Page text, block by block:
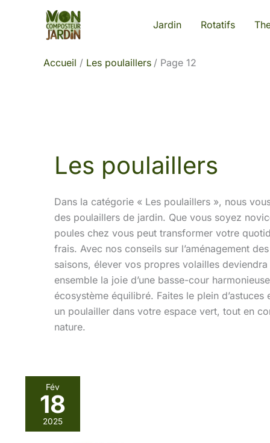
Jardin Rotatifs
Accueil Les poulaillers Page 12
Les poulaillers
Dans la catégorie « Les poulaillers », nous
des poulaillers de jardin. Que vous soyez
poules chez vous peut transformer votre
frais. Avec nos conseils sur l’aménagement
saisons, élever vos propres volailles
ensemble la joie d’une basse-cour
écosystème équilibré. Faites le plein
un poulailler dans votre espace vert, tout en
nature.
Fév
18
2025
Test
de
la